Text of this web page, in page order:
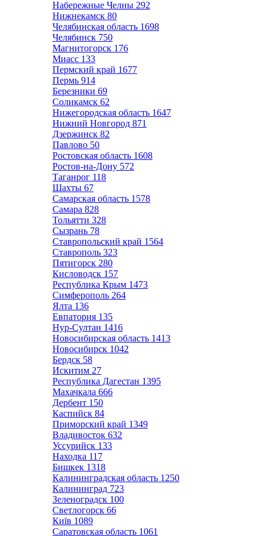
Набережные Челны 292
Нижнекамск 80
Челябинская область 1698
Челябинск 750
Магнитогорск 176
Миасс 133
Пермский край 1677
Пермь 914
Березники 69
Соликамск 62
Нижегородская область 1647
Нижний Новгород 871
Дзержинск 82
Павлово 50
Ростовская область 1608
Ростов-на-Дону 572
Таганрог 118
Шахты 67
Самарская область 1578
Самара 828
Тольятти 328
Сызрань 78
Ставропольский край 1564
Ставрополь 323
Пятигорск 280
Кисловодск 157
Республика Крым 1473
Симферополь 264
Ялта 136
Евпатория 135
Нур-Султан 1416
Новосибирская область 1413
Новосибирск 1042
Бердск 58
Искитим 27
Республика Дагестан 1395
Махачкала 666
Дербент 150
Каспийск 84
Приморский край 1349
Владивосток 632
Уссурийск 133
Находка 117
Бишкек 1318
Калининградская область 1250
Калининград 723
Зеленоградск 100
Светлогорск 66
Київ 1089
Саратовская область 1061